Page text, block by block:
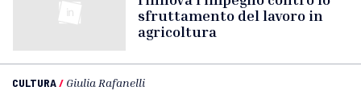
sfruttamento del lavoro in
agricoltura
CULTURA/ Giulia Rafanelli